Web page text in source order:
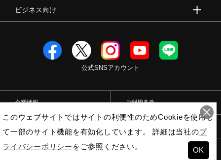
ビジネス向け
公式SNSアカウント
企業情報 ご利用条件
© Mizuno Corporation OK
このウェブサイトではサイトの利便性のためCookieを使用し
て一部のサイト機能を有効化しています。 詳細は当社のプ
ライバシーポリシー をご参照ください。